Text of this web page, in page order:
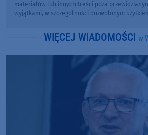
materiałów lub innych treści poza
wyjątkami, w szczególności dozwolonym
WIĘCEJ WIADOMOŚCI w